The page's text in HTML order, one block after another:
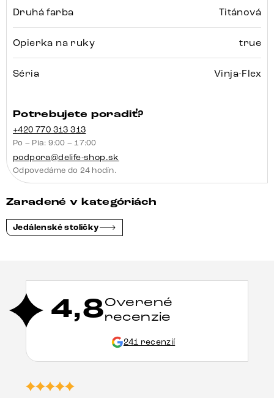
Druhá farba Titánová
Opierka na ruky true
Séria Vinja-Flex
Potrebujete poradiť?
+420 770 313 313
Po – Pia: 9:00 – 17:00
podpora@delife-shop.sk
Odpovedáme do 24 hodín.
Zaradené v kategóriách
Jedálenské stoličky
4,8Overené
recenzie
241 recenzií